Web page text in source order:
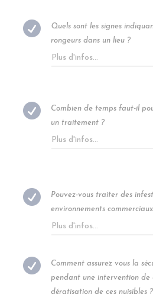

Quels sont les signes
rongeurs dans un lieu ?
Plus d'infos...

Combien de temps faut-il
un traitement ?
Plus d'infos...

Pouvez-vous traiter des
environnements
Plus d'infos...

Comment assurez vous la
pendant une intervention de
dératisation de ces nuisibles ?